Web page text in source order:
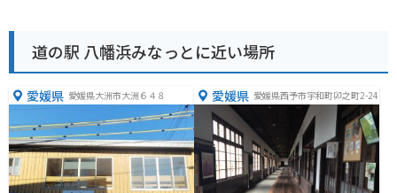
道の駅 八幡浜みなっとに近い場所
愛媛県 愛媛県大洲市大洲６４８ 愛媛県 愛媛県西予市宇和町卯之町2-24